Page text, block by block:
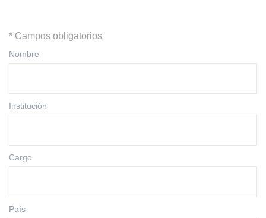
* Campos obligatorios
Nombre
Institución
Cargo
País